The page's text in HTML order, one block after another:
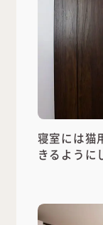
寝室には猫
きるように